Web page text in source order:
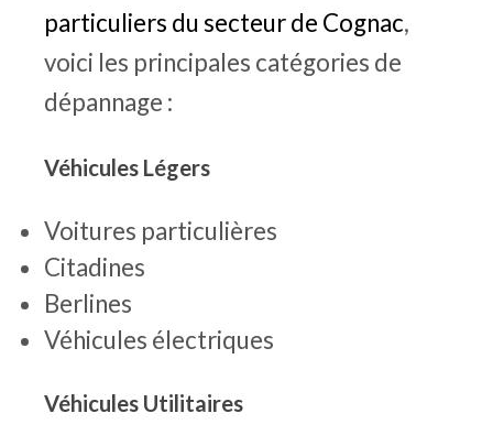
particuliers du secteur de Cognac,
voici les principales catégories de
dépannage :
Véhicules Légers
Voitures particulières
Citadines
Berlines
Véhicules électriques
Véhicules Utilitaires